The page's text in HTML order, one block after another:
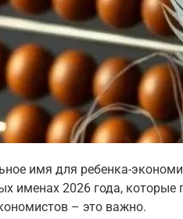
имя для ребенка-
именах 2026 года,
– это важно.